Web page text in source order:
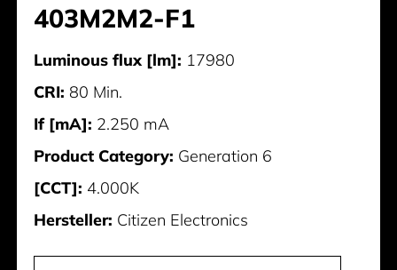
403M2M2-F1
Luminous flux [lm]: 17980
CRI: 80 Min.
If [mA]: 2.250 mA
Product Category: Generation 6
[CCT]: 4.000K
Hersteller: Citizen Electronics